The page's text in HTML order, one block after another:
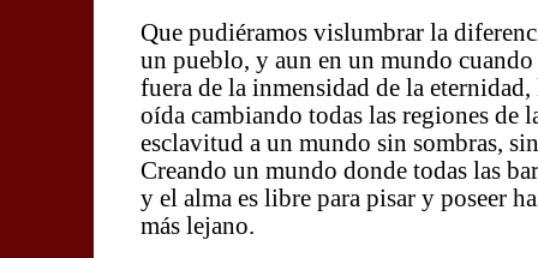
Que pudiéramos vislumbrar la
un pueblo, y aun en un mundo
fuera de la inmensidad de la
oída cambiando todas las regiones de
esclavitud a un mundo sin sombras,
Creando un mundo donde todas las
y el alma es libre para pisar y poseer
más lejano.